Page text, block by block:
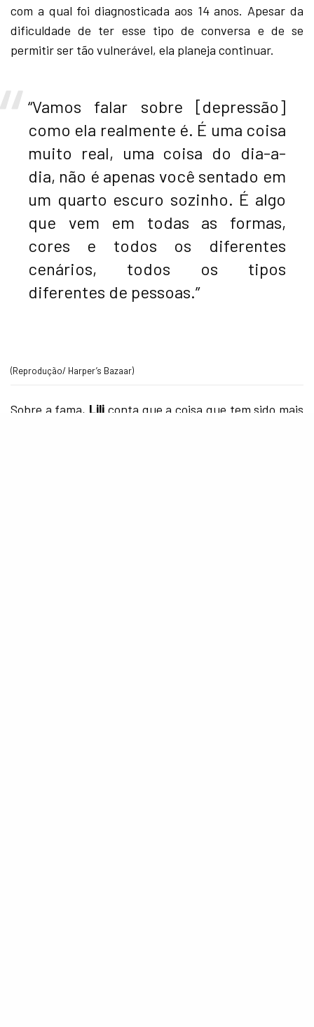
com a qual foi diagnosticada aos 14 anos. Apesar da
dificuldade de ter esse tipo de conversa e de se
permitir ser tão vulnerável, ela planeja continuar.
“Vamos falar sobre [depressão]
como ela realmente é. É uma coisa
muito real, uma coisa do dia-a-
dia, não é apenas você sentado em
um quarto escuro sozinho. É algo
que vem em todas as formas,
cores e todos os diferentes
cenários, todos os tipos
diferentes de pessoas.”
(Reprodução/ Harper’s Bazaar)
Sobre a fama, Lili conta que a coisa que tem sido mais